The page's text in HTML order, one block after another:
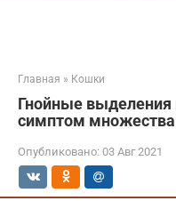
Главная » Кошки
Гнойные выделения
симптом множества
Опубликовано: 03 Авг 2021